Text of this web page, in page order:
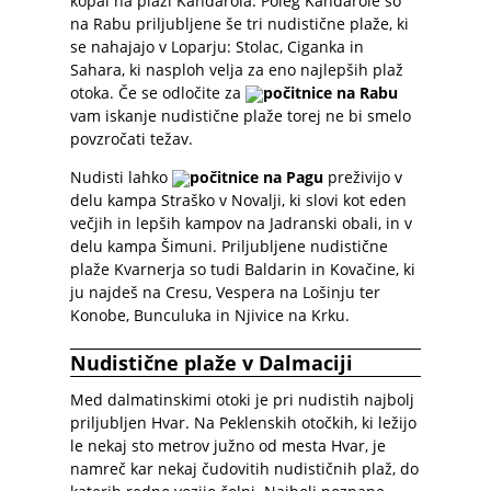
na Rabu priljubljene še tri nudistične plaže, ki
se nahajajo v Loparju: Stolac, Ciganka in
Sahara, ki nasploh velja za eno najlepših plaž
otoka. Če se odločite za
počitnice na Rabu
vam iskanje nudistične plaže torej ne bi smelo
povzročati težav.
Nudisti lahko
počitnice na Pagu preživijo v
delu kampa Straško v Novalji, ki slovi kot eden
večjih in lepših kampov na Jadranski obali, in v
delu kampa Šimuni. Priljubljene nudistične
plaže Kvarnerja so tudi Baldarin in Kovačine, ki
ju najdeš na Cresu, Vespera na Lošinju ter
Konobe, Bunculuka in Njivice na Krku.
Nudistične plaže v Dalmaciji
Med dalmatinskimi otoki je pri nudistih najbolj
priljubljen Hvar. Na Peklenskih otočkih, ki ležijo
le nekaj sto metrov južno od mesta Hvar, je
namreč kar nekaj čudovitih nudističnih plaž, do